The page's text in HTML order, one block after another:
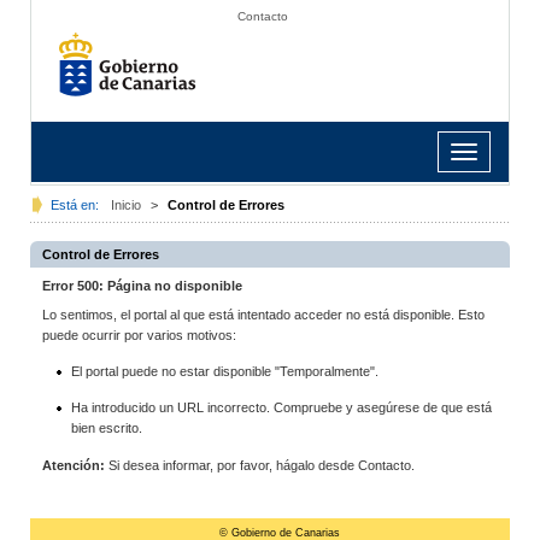
Contacto
Toggle
navigation
Está en: Inicio > Control de Errores
Control de Errores
Error 500: Página no disponible
Lo sentimos, el portal al que está intentado acceder no está disponible. Esto
puede ocurrir por varios motivos:
El portal puede no estar disponible "Temporalmente".
Ha introducido un URL incorrecto. Compruebe y asegúrese de que está
bien escrito.
Atención: Si desea informar, por favor, hágalo desde Contacto.
© Gobierno de Canarias